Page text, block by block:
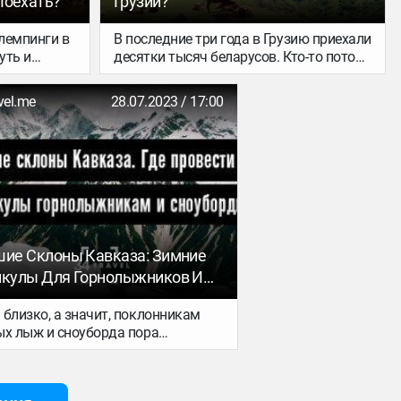
в
и
Грузия.
этой
где-то
В последние три года в Грузию приехали
десятки тысяч беларусов. Кто-то потом
вернулся, кто-то двинул в другие
страны, а кто-то решил остаться. Что
делать, когда заканчивается годовой
безвиз? Как и куда выехать, чтобы не
тратить много денег? На какое время
нужно покинуть страну, чтобы потом
вернуться: 5 минут, час или сутки?
Делимся опытом грузинского визарана.
28.07.2023 / 17:00
Склоны Кавказа: Зимние
Для Горнолыжников И
а значит, поклонникам
лыж и сноуборда пора
к новому сезону. Случается,
курортов оказываются не